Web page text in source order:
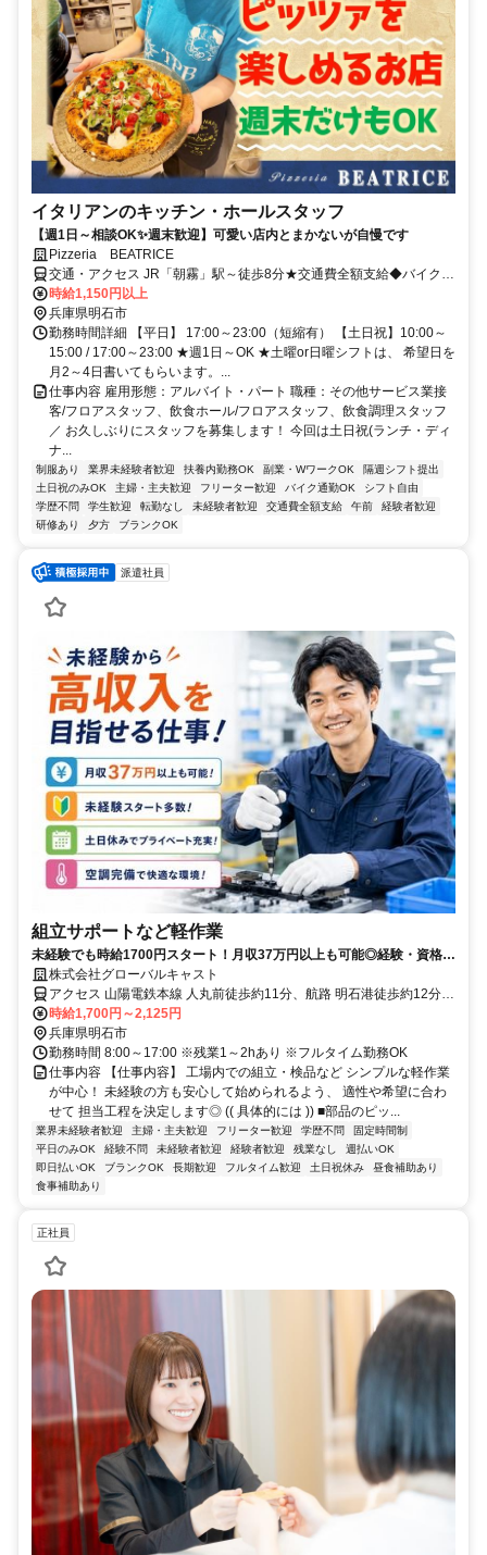
イタリアンのキッチン・ホールスタッフ
【週1日～相談OK✨週末歓迎】可愛い店内とまかないが自慢です
Pizzeria BEATRICE
交通・アクセス JR「朝霧」駅～徒歩8分★交通費全額支給◆バイク通
勤ok
時給1,150円以上
兵庫県明石市
勤務時間詳細 【平日】 17:00～23:00（短縮有） 【土日祝】10:00～
15:00 / 17:00～23:00 ★週1日～OK ★土曜or日曜シフトは、 希望日を
月2～4日書いてもらいます。...
仕事内容 雇用形態：アルバイト・パート 職種：その他サービス業接
客/フロアスタッフ、飲食ホール/フロアスタッフ、飲食調理スタッフ
／ お久しぶりにスタッフを募集します！ 今回は土日祝(ランチ・ディ
ナ...
制服あり 業界未経験者歓迎 扶養内勤務OK 副業・WワークOK
隔週シフト提出
土日祝のみOK
主婦・主夫歓迎 フリーター歓迎 バイク通勤OK
シフト自由
学歴不問
学生歓迎 転勤なし 未経験者歓迎 交通費全額支給 午前
経験者歓迎
研修あり
夕方 ブランクOK
派遣社員
組立サポートなど軽作業
未経験でも時給1700円スタート！月収37万円以上も可能◎経験・資格不
要／工場内での簡単ワーク☆
株式会社グローバルキャスト
アクセス 山陽電鉄本線 人丸前徒歩約11分、航路 明石港徒歩約12分、
山陽電鉄本線 山陽明石東出口徒歩約14分
時給1,700円～2,125円
兵庫県明石市
勤務時間 8:00～17:00 ※残業1～2hあり ※フルタイム勤務OK
仕事内容 【仕事内容】 工場内での組立・検品など シンプルな軽作業
が中心！ 未経験の方も安心して始められるよう、 適性や希望に合わ
せて 担当工程を決定します◎ (( 具体的には )) ■部品のピッ...
業界未経験者歓迎 主婦・主夫歓迎 フリーター歓迎 学歴不問
固定時間制
平日のみOK
経験不問 未経験者歓迎 経験者歓迎 残業なし
週払いOK
即日払いOK
ブランクOK 長期歓迎 フルタイム歓迎 土日祝休み
昼食補助あり
食事補助あり
正社員